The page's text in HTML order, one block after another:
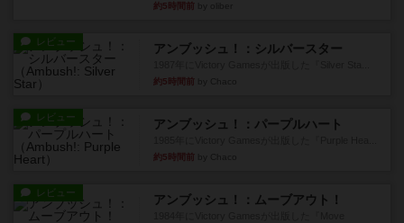
約5時間前
レビュー アンブッシュ！：シルバースター
約5時間前
レビュー アンブッシュ！：パープルハート
約5時間前
レビュー アンブッシュ！：ムーブアウト！